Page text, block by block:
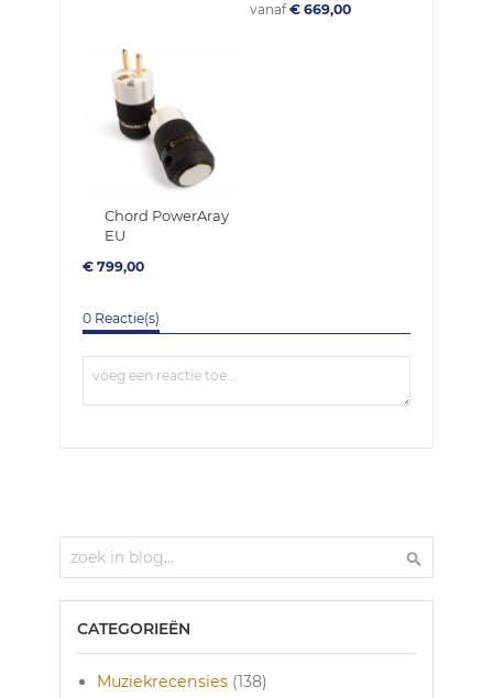
vanaf € 669,00
Chord PowerAray
EU
€ 799,00
0 Reactie(s)
CATEGORIEËN
Muziekrecensies (138)